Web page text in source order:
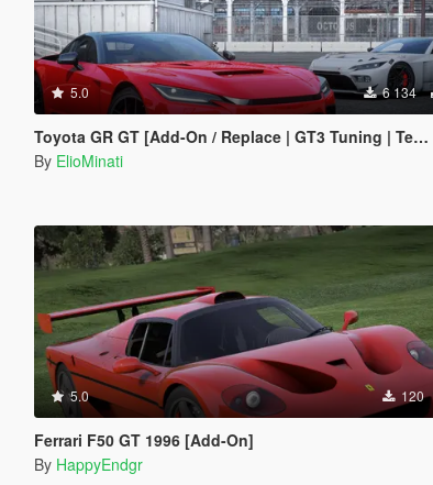
5.0 6 134
Toyota GR GT [Add-On / Replace | GT3 Tuning | Template | LODS]
By ElioMinati
5.0 120
Ferrari F50 GT 1996 [Add-On]
By HappyEndgr